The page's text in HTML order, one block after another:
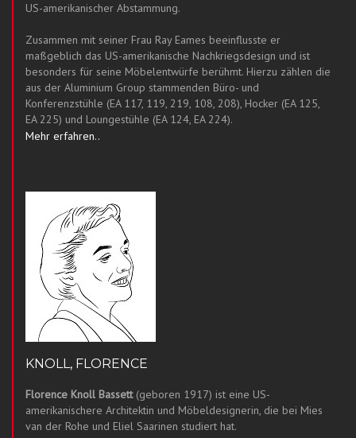
US-amerikanischer Abstammung.
Zusammen mit seiner Frau Ray Eames beeinflusste er
maßgeblich das US-amerikanische Nachkriegsdesign und ist
besonders für seine Möbelentwürfe berühmt. Hierzu zählen die
aus der Aluminium Group stammenden Büro- und
Konferenzstühle (EA 117, 119, 219, 108, 208), Hocker (EA 125,
EA 225) und Loungestühle (EA 124, EA 224).
Mehr erfahren..
KNOLL, FLORENCE
Florence Knoll Bassett(geboren 1917) ist eine US-
amerikanischere Architektin und Möbeldesignerin, die bei Mies
van der Rohe und Eliel Saarinen studiert hat.